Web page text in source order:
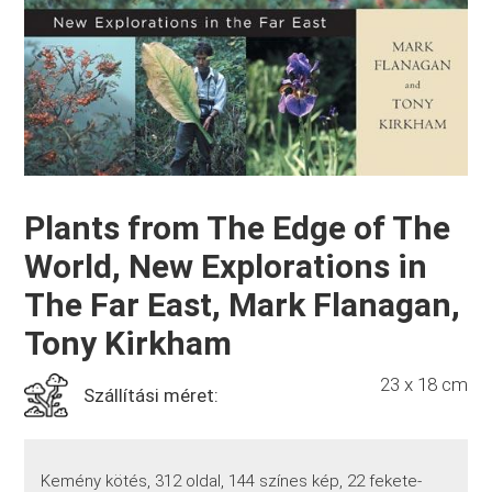
Plants from The Edge of The
World, New Explorations in
The Far East, Mark Flanagan,
Tony Kirkham
Szállítási méret: 23 x 18 cm
Kemény kötés, 312 oldal, 144 színes kép, 22 fekete-